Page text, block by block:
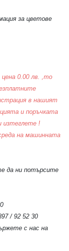
за цветове
0.00 лв. ,то
в нашият
и поръчката
и изтеглете !
на машинната
да ни потърсите
/ 92 52 30
с нас на